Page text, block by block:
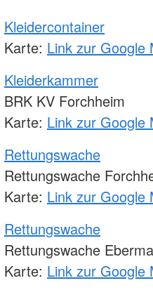
Kleidercontainer
Karte: Link zur Google
Kleiderkammer
BRK KV Forchheim
Karte: Link zur Google
Rettungswache
Rettungswache
Karte: Link zur Google
Rettungswache
Rettungswache
Karte: Link zur Google